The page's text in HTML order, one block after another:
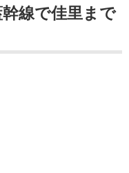
線で佳里まで